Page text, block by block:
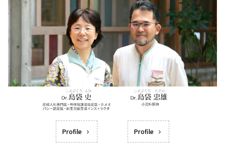
Profile Profile